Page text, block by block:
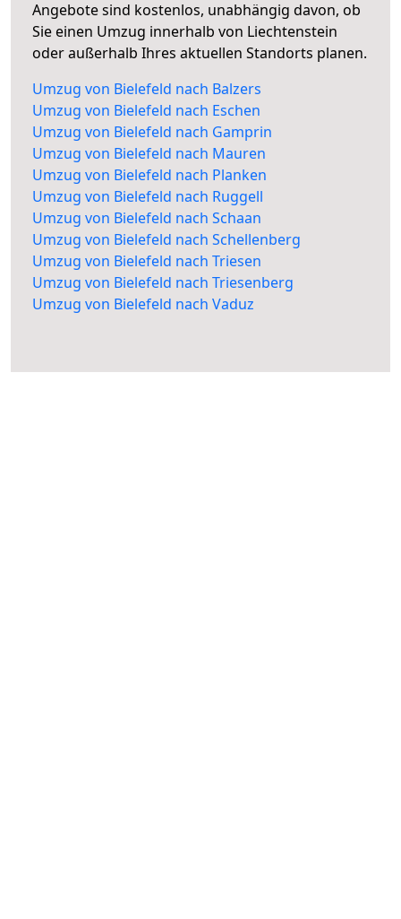
Angebote sind kostenlos, unabhängig davon, ob
Sie einen Umzug innerhalb von Liechtenstein
oder außerhalb Ihres aktuellen Standorts planen.
Umzug von Bielefeld nach Balzers
Umzug von Bielefeld nach Eschen
Umzug von Bielefeld nach Gamprin
Umzug von Bielefeld nach Mauren
Umzug von Bielefeld nach Planken
Umzug von Bielefeld nach Ruggell
Umzug von Bielefeld nach Schaan
Umzug von Bielefeld nach Schellenberg
Umzug von Bielefeld nach Triesen
Umzug von Bielefeld nach Triesenberg
Umzug von Bielefeld nach Vaduz